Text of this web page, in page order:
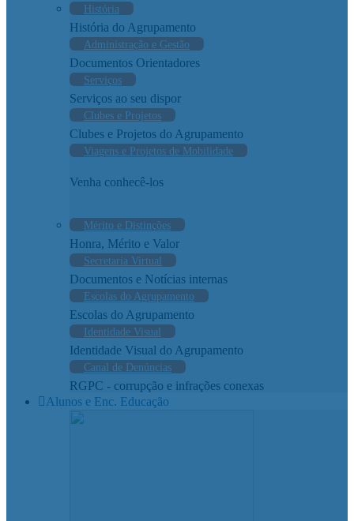
História
História do Agrupamento
Administração e Gestão
Documentos Orientadores
Serviços
Serviços ao seu dispor
Clubes e Projetos
Clubes e Projetos do Agrupamento
Viagens e Projetos de Mobilidade
Venha conhecê-los
Mérito e Distinções
Honra, Mérito e Valor
Secretaria Virtual
Documentos e Notícias internas
Escolas do Agrupamento
Escolas do Agrupamento
Identidade Visual
Identidade Visual do Agrupamento
Canal de Denúncias
RGPC - corrupção e infrações conexas
Alunos e Enc. Educação